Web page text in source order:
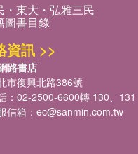
・東大・弘雅三民
圖書目錄
資訊 >>
路書店
市復興北路386號
：02-2500-6600轉 130、131
信箱： ec@sanmin.com.tw